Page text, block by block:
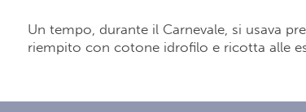
Un tempo, durante il Carnevale, si usava
riempito con cotone idrofilo e ricotta alle